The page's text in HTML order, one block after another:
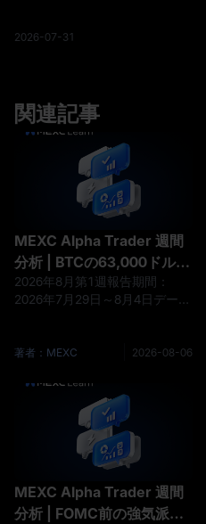
しました。1週間の純増は約
2026-07-31
関連記事
MEXC Alpha Trader 週間
分析 | BTCの63,000ドルの
サポートが試される中、利
上げ懸念が台頭。雇用統計
か？
2026年8月第1週報告期間：
2026年7月29日～8月4日データ
はFOMCの金融政策決定と地政
連のサイクルを経験しました。
FOMC決定前の下落圧力、決定
後の反発、地政学的懸念による
急落、そして週末の回復という
流れです。ビットコイン は
で繰り返し変動し、8月4日時点
では約
著者：MEXC 2026-08-06
MEXC Alpha Trader 週間
分析 | FOMC前の強気派